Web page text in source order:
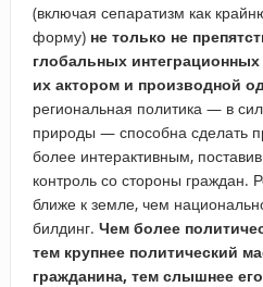
(включая сепаратизм как
форму) не только не
глобальных
их актором и производной
региональная политика — в
природы — способна сделать
более интерактивным,
контроль со стороны граждан.
ближе к земле, чем
билдинг. Чем более
тем крупнее политический
гражданина, тем слышнее